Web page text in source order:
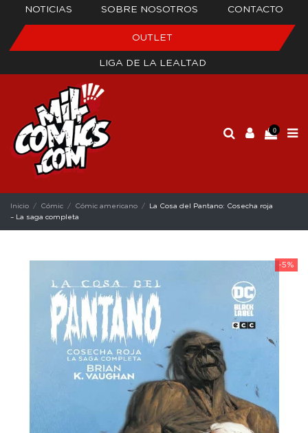
NOTICIAS SOBRE NOSOTROS CONTACTO
OUTLET
LIGA DE LA LEALTAD
0
Inicio Cómic Cómic americano
La Cosa del Pantano: Cosecha roja
– La saga completa
-5%